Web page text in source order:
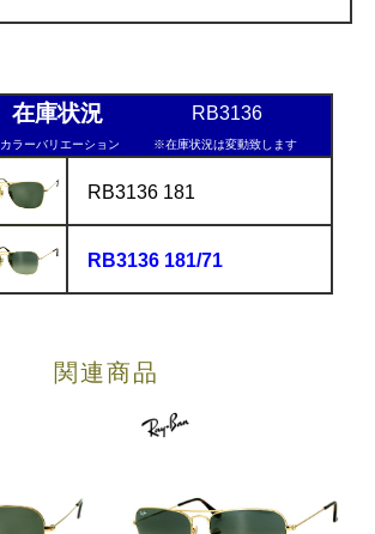
在庫状況 RB3136
カラーバリエーション ※在庫状況は変動致します
RB3136 181
RB3136 181/71
関連商品